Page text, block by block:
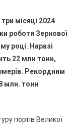
2024
Року
Тонн
місяці 2024
роботи Зернової
році. Наразі
22 млн тонн,
Рекордним
млн. тонн
портів Великої